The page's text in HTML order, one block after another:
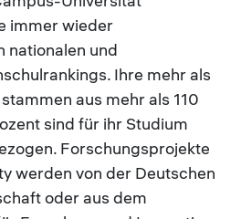
immer wieder
nationalen und
Ihre mehr als
aus mehr als 110
sind für ihr Studium
Forschungsprojekte
werden von der Deutschen
oder aus dem